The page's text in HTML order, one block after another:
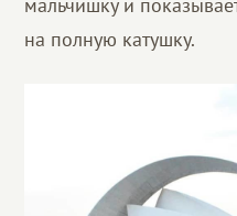
мальчишку и
на полную катушку.